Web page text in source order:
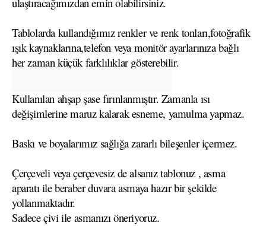
Tablolarda kullandığımız renkler ve renk tonları,fotoğrafik
ışık kaynaklarına,telefon veya monitör ayarlarınıza bağlı
her zaman küçük farklılıklar gösterebilir.
Kullanılan ahşap şase fırınlanmıştır. Zamanla ısı
değişimlerine maruz kalarak esneme, yamulma yapmaz.
Baskı ve boyalarımız sağlığa zararlı bileşenler içermez.
Çerçeveli veya çerçevesiz de alsanız tablonuz , asma
aparatı ile beraber duvara asmaya hazır bir şekilde
yollanmaktadır.
Sadece çivi ile asmanızı öneriyoruz.